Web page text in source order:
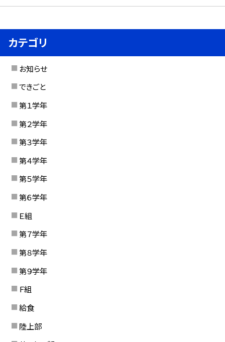
カテゴリ
お知らせ
できごと
第１学年
第２学年
第３学年
第４学年
第５学年
第６学年
Ｅ組
第７学年
第８学年
第９学年
Ｆ組
給食
陸上部